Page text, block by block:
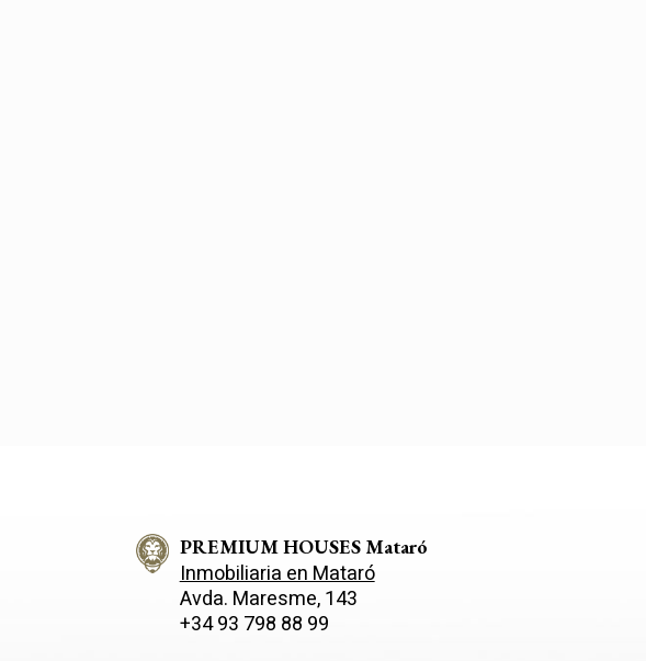
PREMIUM HOUSES Mataró
Inmobiliaria en Mataró
Avda. Maresme, 143
+34 93 798 88 99